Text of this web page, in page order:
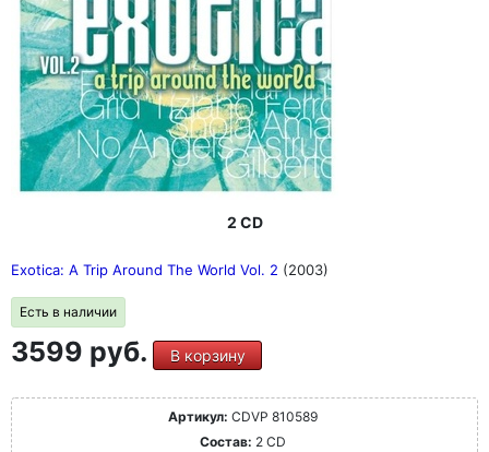
2 CD
Exotica: A Trip Around The World Vol. 2 (2003)
Есть в наличии
3599 руб. В корзину
Артикул: CDVP 810589
Состав: 2 CD